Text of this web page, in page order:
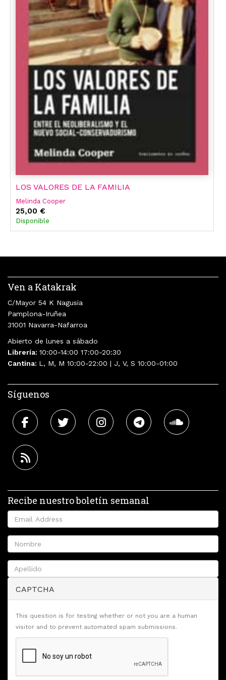
LOS VALORES DE LA FAMILIA
Melinda Cooper
25,00 €
Disponible
Ven a Katakrak
C/Mayor 54 K Nagusia
Pamplona-Iruñea
31001 Navarra-Nafarroa
Abierto de lunes a sábado
Librería: 10:00-14:00 17:00-20:30
Cantina: L, M, M 10:00-22:00 | J, V, S 10:00-01:00
Síguenos
Recibe nuestro boletín semanal
CAPTCHA
This question is for testing whether or not you are a human
visitor and to prevent automated spam submissions.